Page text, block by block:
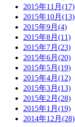
2015年11月(17)
2015年10月(13)
2015年9月(4)
2015年8月(11)
2015年7月(23)
2015年6月(20)
2015年5月(19)
2015年4月(12)
2015年3月(13)
2015年2月(28)
2015年1月(19)
2014年12月(28)